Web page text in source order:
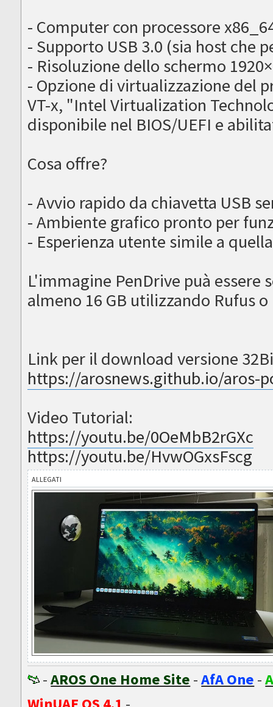
- Computer con processore
- Supporto USB 3.0 (sia host che
- Risoluzione dello schermo
- Opzione di virtualizzazione del
VT-x, "Intel Virtualization
disponibile nel BIOS/UEFI e
Cosa offre?
- Avvio rapido da chiavetta USB
- Ambiente grafico pronto per
- Esperienza utente simile a
L'immagine PenDrive puà essere
almeno 16 GB utilizzando Rufus
Link per il download versione
https://arosnews.github.io/aros-
Video Tutorial:
https://youtu.be/0OeMbB2rGXc
https://youtu.be/HvwOGxsFscg
ALLEGATI
-AROS One Home Site -AfA One -